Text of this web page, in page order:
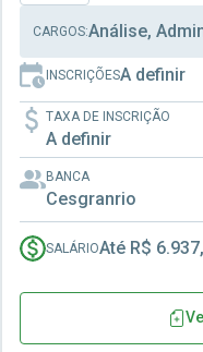
CARGOS:Análise,
INSCRIÇÕESA definir
TAXA DE INSCRIÇÃO
A definir
BANCA
Cesgranrio
SALÁRIOAté R$